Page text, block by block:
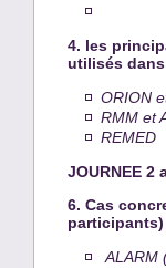
4. les
utilisés dans
ORION
RMM et
REMED
JOURNEE 2
6. Cas
participants)
ALARM